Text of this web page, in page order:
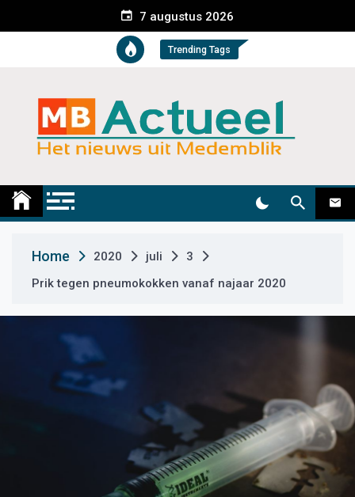
e
t
7 augustus 2026
Trending Tags
Medemblik Actueel
Home 2020 juli
3
Prik tegen pneumokokken vanaf najaar 2020